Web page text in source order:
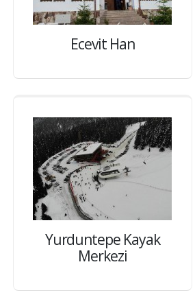
Ecevit Han
Yurduntepe Kayak
Merkezi